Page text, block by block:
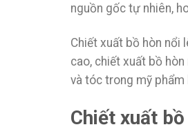
nguồn gốc tự nhiên,
Chiết xuất bồ hòn nổi
cao, chiết xuất bồ
và tóc trong mỹ phẩm
Chiết xuất